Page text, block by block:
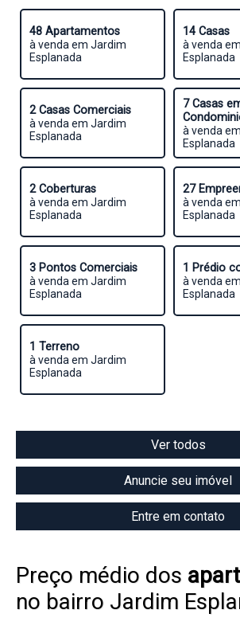
48 Apartamentos
à venda em Jardim
Esplanada
14 Casas
à venda
Esplanada
2 Casas Comerciais
à venda em Jardim
Esplanada
7 Casas
à venda
Esplanada
2 Coberturas
à venda em Jardim
Esplanada
27
à venda
Esplanada
3 Pontos Comerciais
à venda em Jardim
Esplanada
1 Prédio
à venda
Esplanada
1 Terreno
à venda em Jardim
Esplanada
Ver todos
Anuncie seu imóvel
Entre em contato
Preço médio dos
no bairro Jardim